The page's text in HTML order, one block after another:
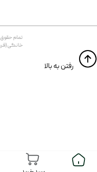
تمام
خانگی
​​رفتن به بالا